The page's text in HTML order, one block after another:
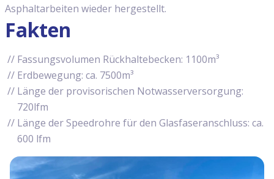
Asphaltarbeiten wieder hergestellt.
Fakten
Fassungsvolumen Rückhaltebecken: 1100m³
Erdbewegung: ca. 7500m³
Länge der provisorischen Notwasserversorgung:
720lfm
Länge der Speedrohre für den Glasfaseranschluss: ca.
600 lfm